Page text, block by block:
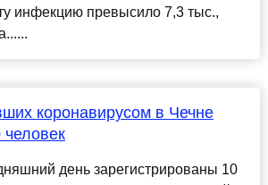
инфекцию превысило 7,3 тыс.,
коронавирусом в Чечне
день зарегистрированы 10